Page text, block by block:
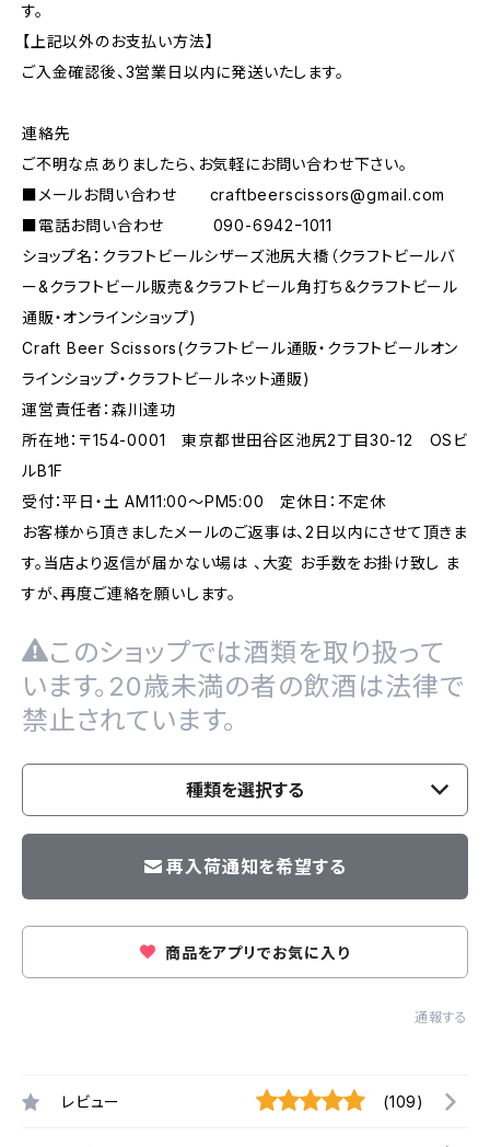
す。
【上記以外のお支払い方法】
ご入金確認後、3営業日以内に発送いたします。
連絡先
ご不明な点ありましたら、お気軽にお問い合わせ下さい。
■メールお問い合わせ craftbeerscissors@gmail.com
■電話お問い合わせ 090-6942ｰ1011
ショップ名：クラフトビールシザーズ池尻大橋（クラフトビールバ
ー&クラフトビール販売&クラフトビール角打ち＆クラフトビール
通販・オンラインショップ)
Craft Beer Scissors(クラフトビール通販・クラフトビールオン
ラインショップ・クラフトビールネット通販)
運営責任者：森川達功
所在地：〒154-0001 東京都世田谷区池尻2丁目30-12 OSビ
ルB1F
受付：平日・土 AM11:00～PM5:00 定休日：不定休
お客様から頂きましたメールのご返事は、2日以内にさせて頂きま
す。当店より返信が届かない場は 、大変 お手数をお掛け致し ま
すが、再度ご連絡を願いします。
このショップでは酒類を取り扱って
います。20歳未満の者の飲酒は法律で
禁止されています。
種類を選択する
再入荷通知を希望する
商品をアプリでお気に入り
通報する
レビュー (109)